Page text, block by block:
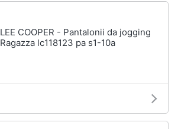
LEE COOPER - Pantalonii da jogging
Ragazza lc118123 pa s1-10a